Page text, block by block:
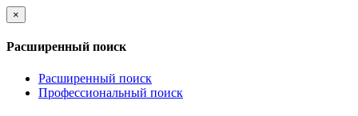
×
Расширенный поиск
Расширенный поиск
Профессиональный поиск